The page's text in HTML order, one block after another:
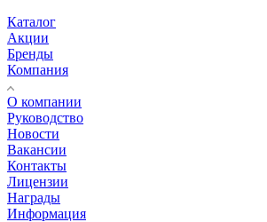
Каталог
Акции
Бренды
Компания
О компании
Руководство
Новости
Вакансии
Контакты
Лицензии
Награды
Информация